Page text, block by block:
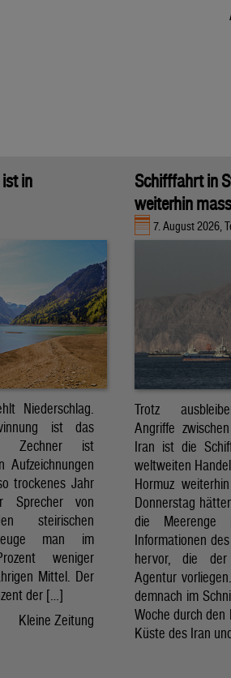
in
Niederschlag.
ist das
Zechner ist
Aufzeichnungen
trockenes Jahr
Sprecher von
steirischen
man im
weniger
Mittel. Der
der […]
Kleine Zeitung
Schifffahrt in
weiterhin
7. August 2026,
Trotz
Angriffe
Iran ist die
weltweiten
Hormuz
Donnerstag
die Meerenge
Informationen
hervor, die der
Agentur
demnach im
Woche durch den
Küste des Iran